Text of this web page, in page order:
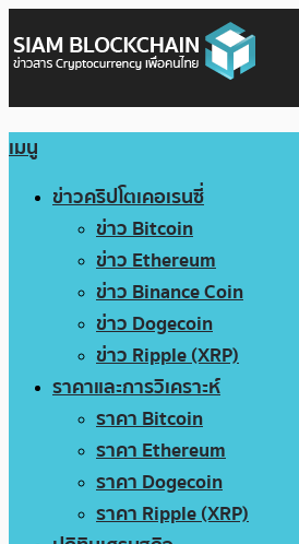
เมนู
ข่าวคริปโตเคอเรนซี่
ข่าว Bitcoin
ข่าว Ethereum
ข่าว Binance Coin
ข่าว Dogecoin
ข่าว Ripple (XRP)
ราคาและการวิเคราะห์
ราคา Bitcoin
ราคา Ethereum
ราคา Dogecoin
ราคา Ripple (XRP)